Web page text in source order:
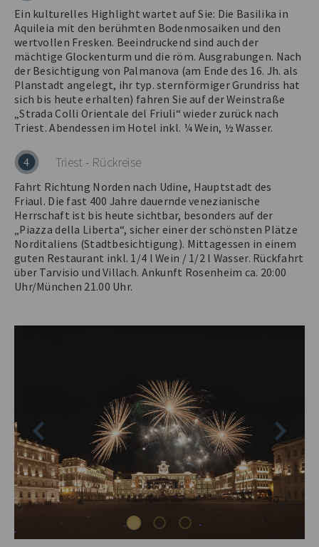
Ein kulturelles Highlight wartet auf Sie: Die Basilika in
Aquileia mit den berühmten Bodenmosaiken und den
wertvollen Fresken. Beeindruckend sind auch der
mächtige Glockenturm und die röm. Ausgrabungen. Nach
der Besichtigung von Palmanova (am Ende des 16. Jh. als
Planstadt angelegt, ihr typ. sternförmiger Grundriss hat
sich bis heute erhalten) fahren Sie auf der Weinstraße
„Strada Colli Orientale del Friuli“ wieder zurück nach
Triest. Abendessen im Hotel inkl. ¼ Wein, ½ Wasser.
4 Triest - Rückreise
Fahrt Richtung Norden nach Udine, Hauptstadt des
Friaul. Die fast 400 Jahre dauernde venezianische
Herrschaft ist bis heute sichtbar, besonders auf der
„Piazza della Liberta“, sicher einer der schönsten Plätze
Norditaliens (Stadtbesichtigung). Mittagessen in einem
guten Restaurant inkl. 1/4 l Wein / 1/2 l Wasser. Rückfahrt
über Tarvisio und Villach. Ankunft Rosenheim ca. 20:00
Uhr/München 21.00 Uhr.